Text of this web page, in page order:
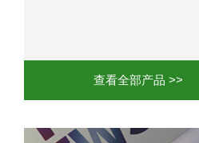
mini
查看全部产品 >>